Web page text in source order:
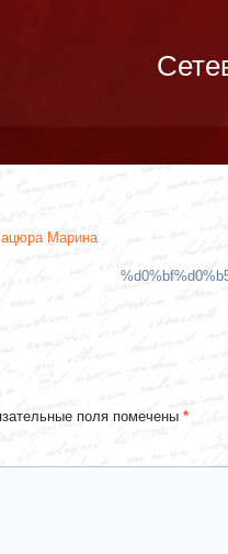
Марина
поля помечены *